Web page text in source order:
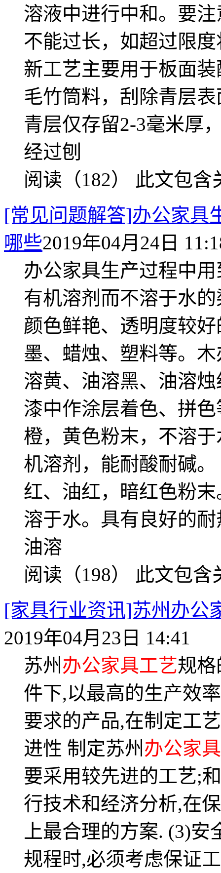
溶液中进行中和。要
不能过长，如超过限
新工艺主要用于板面
毛竹筒料，刮除青层
青层仅存留2-3毫米厚
经过刨
阅读（182） 此文包含
[常见问题解答]办公家具
哪些2019年04月24日
办公家具生产过程中
有机溶剂而不溶于水
颜色鲜艳、透明度较
墨、蜡烛、塑料等。
溶黄、油溶黑、油溶
漆中作涂层着色、拼
橙，黄色粉末，不溶
机溶剂，能耐酸耐碱
红、油红，暗红色粉
溶于水。具有良好的
油溶
阅读（198） 此文包含
[家具行业资讯]苏州办公
2019年04月23日 14:41
苏州 办公家具工艺规
件下,以最高的生产效
要求的产品,在制定工
进性 制定苏州 办公家
要采用较先进的工艺;
行技术和经济分析,在
上最合理的方案. (3)
规程时,必须考虑保证